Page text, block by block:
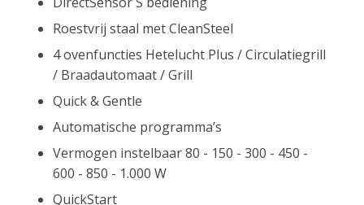
Roestvrij staal met CleanSteel
4 ovenfuncties Hetelucht Plus / Circulatiegrill
/ Braadautomaat / Grill
Quick & Gentle
Automatische programma’s
Vermogen instelbaar 80 - 150 - 300 - 450 -
600 - 850 - 1.000 W
QuickStart